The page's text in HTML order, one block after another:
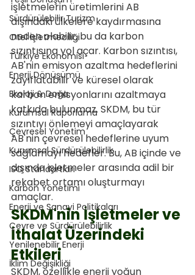
Sürdürülebilir Turizm
Otel İşletmeciliği
Türkiye Ekonomisi
Enerji Dönüşümü
Ekoloji & Doğa
Kurumsal Raporlama
Çevresel Yönetim
Kurumsal Sürdürülebilirlik
ISO Standartları
Karbon Yönetimi
Enerji ve Sanayi Politikaları
Çevre ve Sürdürülebilirlik
Yenilenebilir Enerji
İklim Değişikliği
işletmelerin üretimlerini AB
dışındaki ülkelere kaydırmasına
neden olabilir, bu da karbon
sızıntısına yol açar. Karbon sızıntısı,
AB'nin emisyon azaltma hedeflerini
zayıflatabilir ve küresel olarak
karbon emisyonlarını azaltmaya
katkıda bulunmaz. SKDM, bu tür
sızıntıyı önlemeyi amaçlayarak
AB'nin çevresel hedeflerine uyum
sağlamayı hedefler. Bu, AB içinde ve
dışında işletmeler arasında adil bir
rekabet ortamı oluşturmayı
amaçlar.
SKDM'nin İşletmeler ve
İthalat Üzerindeki
Etkileri
SKDM, özellikle enerji yoğun